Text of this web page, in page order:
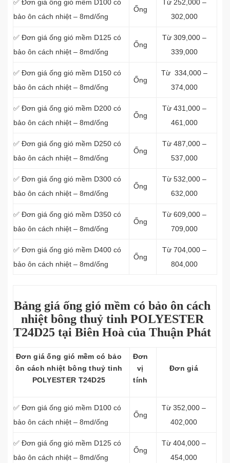
✅ Đơn giá ống gió mềm D100 có
bảo ôn cách nhiệt – 8md/ống
Ống
Từ 252,000 –
302,000
✅ Đơn giá ống gió mềm D125 có
bảo ôn cách nhiệt – 8md/ống
Ống
Từ 309,000 –
339,000
✅ Đơn giá ống gió mềm D150 có
bảo ôn cách nhiệt – 8md/ống
Ống
Từ 334,000 –
374,000
✅ Đơn giá ống gió mềm D200 có
bảo ôn cách nhiệt – 8md/ống
Ống
Từ 431,000 –
461,000
✅ Đơn giá ống gió mềm D250 có
bảo ôn cách nhiệt – 8md/ống
Ống
Từ 487,000 –
537,000
✅ Đơn giá ống gió mềm D300 có
bảo ôn cách nhiệt – 8md/ống
Ống
Từ 532,000 –
632,000
✅ Đơn giá ống gió mềm D350 có
bảo ôn cách nhiệt – 8md/ống
Ống
Từ 609,000 –
709,000
✅ Đơn giá ống gió mềm D400 có
bảo ôn cách nhiệt – 8md/ống
Ống
Từ 704,000 –
804,000
Bảng giá ống gió mềm có bảo ôn cách
nhiệt bông thuỷ tinh POLYESTER
T24D25 tại Biên Hoà của Thuận Phát
Đơn giá ống gió mềm có bảo
ôn cách nhiệt bông thuỷ tinh
POLYESTER T24D25
Đơn
vị
tính
Đơn giá
✅ Đơn giá ống gió mềm D100 có
bảo ôn cách nhiệt – 8md/ống
Ống
Từ 352,000 –
402,000
✅ Đơn giá ống gió mềm D125 có
bảo ôn cách nhiệt – 8md/ống
Ống
Từ 404,000 –
454,000